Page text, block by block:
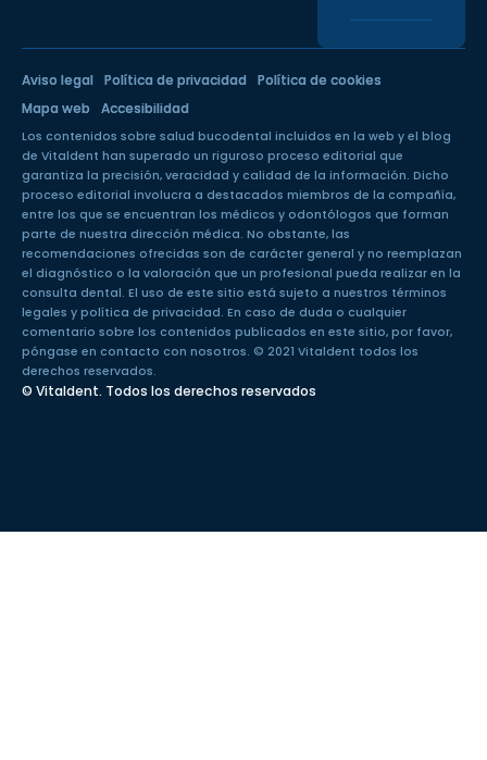
Aviso legal Política de privacidad
Política de cookies
Mapa web
Accesibilidad
Los contenidos sobre salud bucodental incluidos en la web y el blog
de Vitaldent han superado un riguroso proceso editorial que
garantiza la precisión, veracidad y calidad de la información. Dicho
proceso editorial involucra a destacados miembros de la compañía,
entre los que se encuentran los médicos y odontólogos que forman
parte de nuestra dirección médica. No obstante, las
recomendaciones ofrecidas son de carácter general y no reemplazan
el diagnóstico o la valoración que un profesional pueda realizar en la
consulta dental. El uso de este sitio está sujeto a nuestros términos
legales y política de privacidad. En caso de duda o cualquier
comentario sobre los contenidos publicados en este sitio, por favor,
póngase en contacto con nosotros. © 2021 Vitaldent todos los
derechos reservados.
© Vitaldent. Todos los derechos reservados